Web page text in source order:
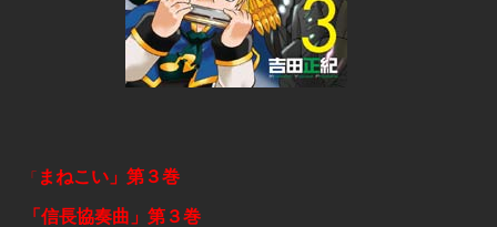
「 まねこい」第３巻
「信長協奏曲」第３巻